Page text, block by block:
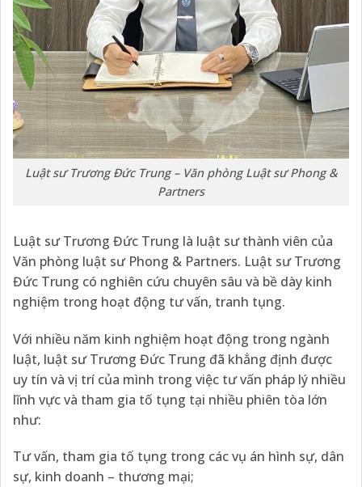
Luật sư Trương Đức Trung – Văn phòng Luật sư Phong &
Partners
Luật sư Trương Đức Trung là luật sư thành viên của
Văn phòng luật sư Phong & Partners. Luật sư Trương
Đức Trung có nghiên cứu chuyên sâu và bề dày kinh
nghiệm trong hoạt động tư vấn, tranh tụng.
Với nhiều năm kinh nghiệm hoạt động trong ngành
luật, luật sư Trương Đức Trung đã khẳng định được
uy tín và vị trí của mình trong việc tư vấn pháp lý nhiều
lĩnh vực và tham gia tố tụng tại nhiều phiên tòa lớn
như:
Tư vấn, tham gia tố tụng trong các vụ án hình sự, dân
sự, kinh doanh – thương mại;